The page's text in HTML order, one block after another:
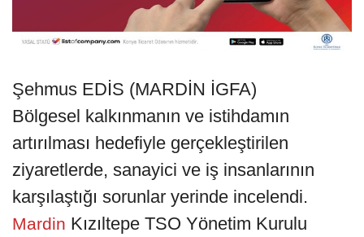
Şehmus EDİS (MARDİN İGFA)
Bölgesel kalkınmanın ve istihdamın
artırılması hedefiyle gerçekleştirilen
ziyaretlerde, sanayici ve iş insanlarının
karşılaştığı sorunlar yerinde incelendi.
Mardin Kızıltepe TSO Yönetim Kurulu